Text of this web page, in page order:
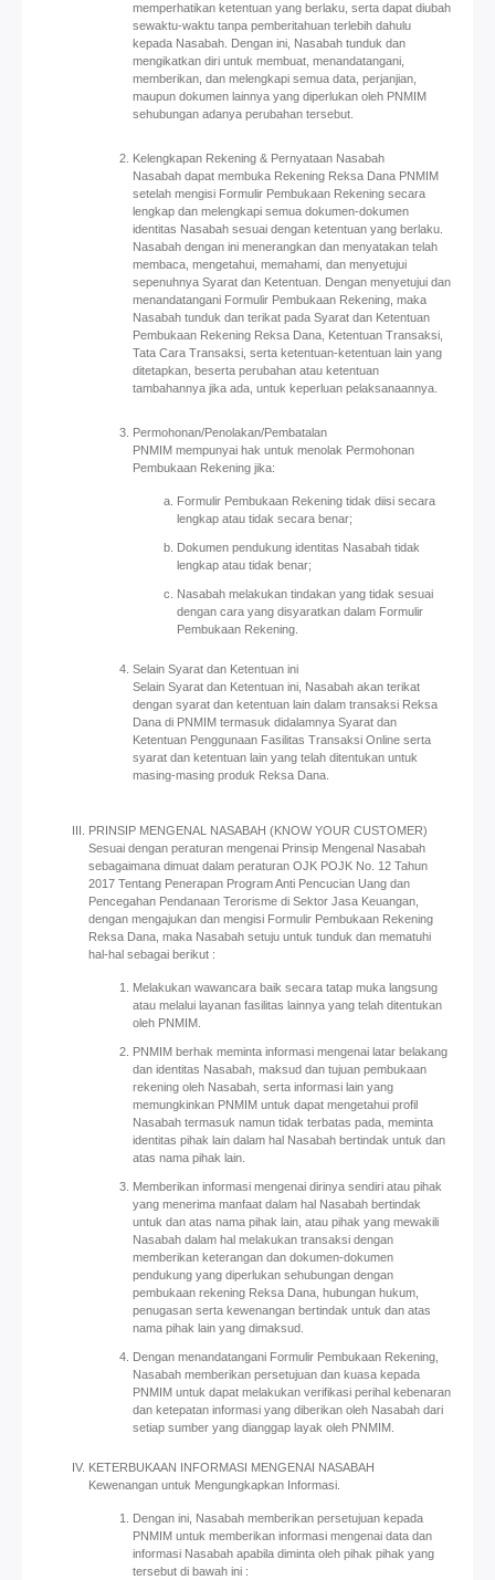
memperhatikan ketentuan yang berlaku, serta dapat diubah
sewaktu-waktu tanpa pemberitahuan terlebih dahulu
kepada Nasabah. Dengan ini, Nasabah tunduk dan
mengikatkan diri untuk membuat, menandatangani,
memberikan, dan melengkapi semua data, perjanjian,
maupun dokumen lainnya yang diperlukan oleh PNMIM
sehubungan adanya perubahan tersebut.
Kelengkapan Rekening & Pernyataan Nasabah
Nasabah dapat membuka Rekening Reksa Dana PNMIM
setelah mengisi Formulir Pembukaan Rekening secara
lengkap dan melengkapi semua dokumen-dokumen
identitas Nasabah sesuai dengan ketentuan yang berlaku.
Nasabah dengan ini menerangkan dan menyatakan telah
membaca, mengetahui, memahami, dan menyetujui
sepenuhnya Syarat dan Ketentuan. Dengan menyetujui dan
menandatangani Formulir Pembukaan Rekening, maka
Nasabah tunduk dan terikat pada Syarat dan Ketentuan
Pembukaan Rekening Reksa Dana, Ketentuan Transaksi,
Tata Cara Transaksi, serta ketentuan-ketentuan lain yang
ditetapkan, beserta perubahan atau ketentuan
tambahannya jika ada, untuk keperluan pelaksanaannya.
Permohonan/Penolakan/Pembatalan
PNMIM mempunyai hak untuk menolak Permohonan
Pembukaan Rekening jika:
Formulir Pembukaan Rekening tidak diisi secara
lengkap atau tidak secara benar;
Dokumen pendukung identitas Nasabah tidak
lengkap atau tidak benar;
Nasabah melakukan tindakan yang tidak sesuai
dengan cara yang disyaratkan dalam Formulir
Pembukaan Rekening.
Selain Syarat dan Ketentuan ini
Selain Syarat dan Ketentuan ini, Nasabah akan terikat
dengan syarat dan ketentuan lain dalam transaksi Reksa
Dana di PNMIM termasuk didalamnya Syarat dan
Ketentuan Penggunaan Fasilitas Transaksi Online serta
syarat dan ketentuan lain yang telah ditentukan untuk
masing-masing produk Reksa Dana.
PRINSIP MENGENAL NASABAH (KNOW YOUR CUSTOMER)
Sesuai dengan peraturan mengenai Prinsip Mengenal Nasabah
sebagaimana dimuat dalam peraturan OJK POJK No. 12 Tahun
2017 Tentang Penerapan Program Anti Pencucian Uang dan
Pencegahan Pendanaan Terorisme di Sektor Jasa Keuangan,
dengan mengajukan dan mengisi Formulir Pembukaan Rekening
Reksa Dana, maka Nasabah setuju untuk tunduk dan mematuhi
hal-hal sebagai berikut :
Melakukan wawancara baik secara tatap muka langsung
atau melalui layanan fasilitas lainnya yang telah ditentukan
oleh PNMIM.
PNMIM berhak meminta informasi mengenai latar belakang
dan identitas Nasabah, maksud dan tujuan pembukaan
rekening oleh Nasabah, serta informasi lain yang
memungkinkan PNMIM untuk dapat mengetahui profil
Nasabah termasuk namun tidak terbatas pada, meminta
identitas pihak lain dalam hal Nasabah bertindak untuk dan
atas nama pihak lain.
Memberikan informasi mengenai dirinya sendiri atau pihak
yang menerima manfaat dalam hal Nasabah bertindak
untuk dan atas nama pihak lain, atau pihak yang mewakili
Nasabah dalam hal melakukan transaksi dengan
memberikan keterangan dan dokumen-dokumen
pendukung yang diperlukan sehubungan dengan
pembukaan rekening Reksa Dana, hubungan hukum,
penugasan serta kewenangan bertindak untuk dan atas
nama pihak lain yang dimaksud.
Dengan menandatangani Formulir Pembukaan Rekening,
Nasabah memberikan persetujuan dan kuasa kepada
PNMIM untuk dapat melakukan verifikasi perihal kebenaran
dan ketepatan informasi yang diberikan oleh Nasabah dari
setiap sumber yang dianggap layak oleh PNMIM.
KETERBUKAAN INFORMASI MENGENAI NASABAH
Kewenangan untuk Mengungkapkan Informasi.
Dengan ini, Nasabah memberikan persetujuan kepada
PNMIM untuk memberikan informasi mengenai data dan
informasi Nasabah apabila diminta oleh pihak pihak yang
tersebut di bawah ini :